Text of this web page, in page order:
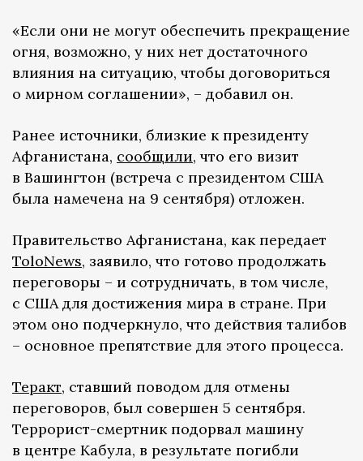
«Если они не могут обеспечить прекращение
огня, возможно, у них нет достаточного
влияния на ситуацию, чтобы договориться
о мирном соглашении», – добавил он.
Ранее источники, близкие к президенту
Афганистана, сообщили, что его визит
в Вашингтон (встреча с президентом США
была намечена на 9 сентября) отложен.
Правительство Афганистана, как передает
ToloNews, заявило, что готово продолжать
переговоры – и сотрудничать, в том числе,
с США для достижения мира в стране. При
этом оно подчеркнуло, что действия талибов
– основное препятствие для этого процесса.
Теракт, ставший поводом для отмены
переговоров, был совершен 5 сентября.
Террорист-смертник подорвал машину
в центре Кабула, в результате погибли